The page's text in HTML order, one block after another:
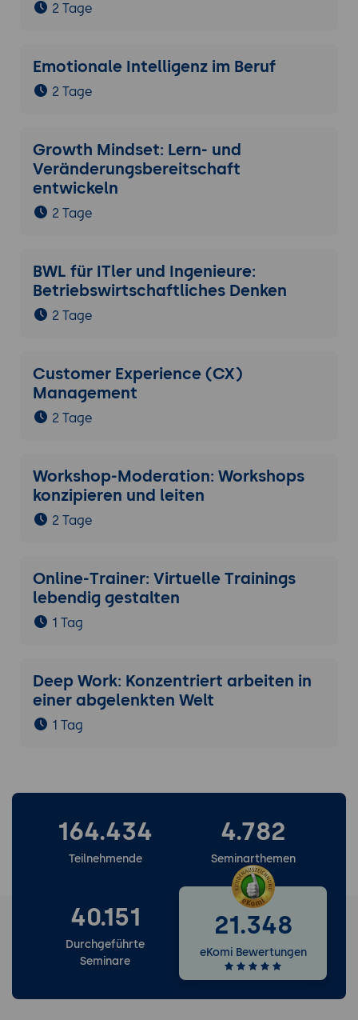
2 Tage
Emotionale Intelligenz im Beruf
2 Tage
Growth Mindset: Lern- und
Veränderungsbereitschaft
entwickeln
2 Tage
BWL für ITler und Ingenieure:
Betriebswirtschaftliches Denken
2 Tage
Customer Experience (CX)
Management
2 Tage
Workshop-Moderation: Workshops
konzipieren und leiten
2 Tage
Online-Trainer: Virtuelle Trainings
lebendig gestalten
1 Tag
Deep Work: Konzentriert arbeiten in
einer abgelenkten Welt
1 Tag
164.434
Teilnehmende
4.782
Seminarthemen
40.151
Durchgeführte
Seminare
21.348
eKomi Bewertungen